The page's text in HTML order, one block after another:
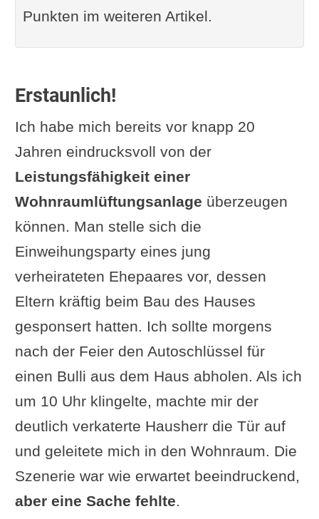
Funktionsweise und
Komponenten
Vorteile und Nachteile
Kritik: Hohe
Anschaffungskosten und
Platzbedarf – Lohnt sich
der Aufwand?
Dezentrale Lüftungsanlagen
Besonderheiten und
Einsatzmöglichkeiten
Funktionsweise und
Vorteile gegenüber
zentralen Systemen
Kontroverse: Dezentrale
vs. zentrale Systeme –
Welches ist die bessere
Wahl?
Punkten im weiteren Artikel.
Erstaunlich!
Ich habe mich bereits vor knapp 20
Jahren eindrucksvoll von der
Leistungsfähigkeit einer
Wohnraumlüftungsanlage überzeugen
können. Man stelle sich die
Einweihungsparty eines jung
verheirateten Ehepaares vor, dessen
Eltern kräftig beim Bau des Hauses
gesponsert hatten. Ich sollte morgens
nach der Feier den Autoschlüssel für
einen Bulli aus dem Haus abholen. Als ich
um 10 Uhr klingelte, machte mir der
deutlich verkaterte Hausherr die Tür auf
und geleitete mich in den Wohnraum. Die
Szenerie war wie erwartet beeindruckend,
aber eine Sache fehlte.